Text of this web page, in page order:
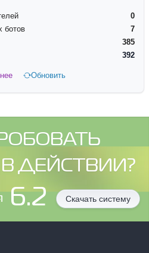
0
ботов
7
385
392
Обновить
В ДЕЙСТВИИ?
6.2 Скачать систему